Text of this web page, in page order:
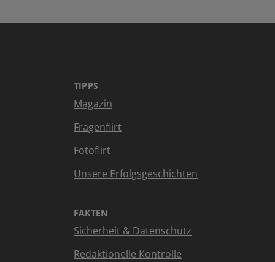
TIPPS
Magazin
Fragenflirt
Fotoflirt
Unsere Erfolgsgeschichten
FAKTEN
Sicherheit & Datenschutz
Redaktionelle Kontrolle